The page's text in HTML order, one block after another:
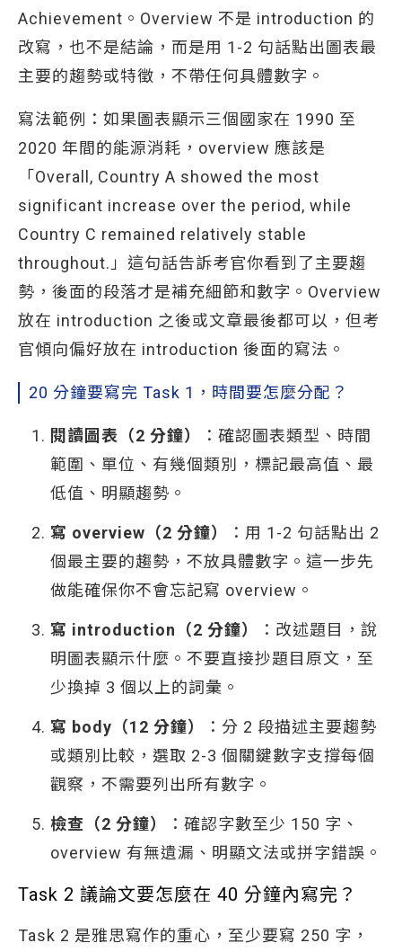
Achievement。Overview 不是 introduction 的
改寫，也不是結論，而是用 1-2 句話點出圖表最
主要的趨勢或特徵，不帶任何具體數字。
寫法範例：如果圖表顯示三個國家在 1990 至
2020 年間的能源消耗，overview 應該是
「Overall, Country A showed the most
significant increase over the period, while
Country C remained relatively stable
throughout.」這句話告訴考官你看到了主要趨
勢，後面的段落才是補充細節和數字。Overview
放在 introduction 之後或文章最後都可以，但考
官傾向偏好放在 introduction 後面的寫法。
20 分鐘要寫完 Task 1，時間要怎麼分配？
閱讀圖表（2 分鐘）
：確認圖表類型、時間
範圍、單位、有幾個類別，標記最高值、最
低值、明顯趨勢。
寫 overview（2 分鐘）
：用 1-2 句話點出 2
個最主要的趨勢，不放具體數字。這一步先
做能確保你不會忘記寫 overview。
寫 introduction（2 分鐘）
：改述題目，說
明圖表顯示什麼。不要直接抄題目原文，至
少換掉 3 個以上的詞彙。
寫 body（12 分鐘）
：分 2 段描述主要趨勢
或類別比較，選取 2-3 個關鍵數字支撐每個
觀察，不需要列出所有數字。
檢查（2 分鐘）
：確認字數至少 150 字、
overview 有無遺漏、明顯文法或拼字錯誤。
Task 2 議論文要怎麼在 40 分鐘內寫完？
Task 2 是雅思寫作的重心，至少要寫 250 字，